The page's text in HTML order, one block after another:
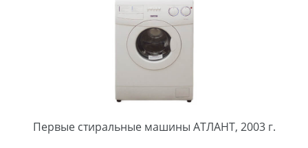
Первые стиральные машины АТЛАНТ, 2003 г.